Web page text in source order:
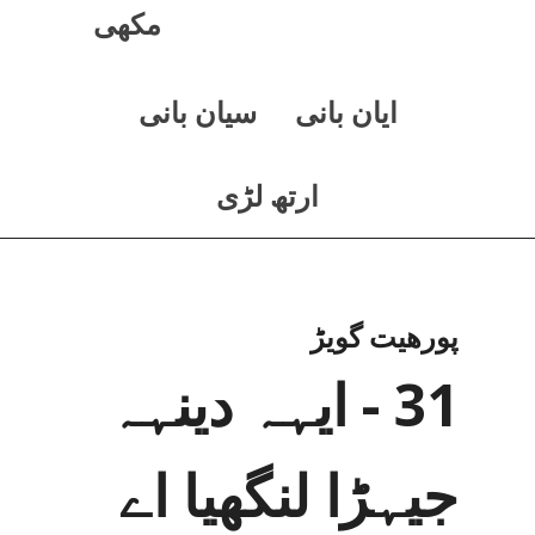
مکھی
ايان بانی سيان بانی
ارتھ لڑی
پورھیت گویڑ
31 - ایہہ دینہہ
جیہڑا لنگھیا اے